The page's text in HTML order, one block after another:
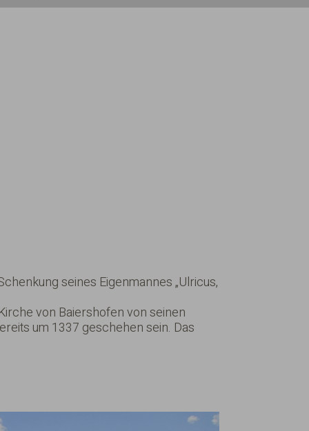
seines Eigenmannes „Ulricus,
von Baiershofen von seinen
um 1337 geschehen sein. Das